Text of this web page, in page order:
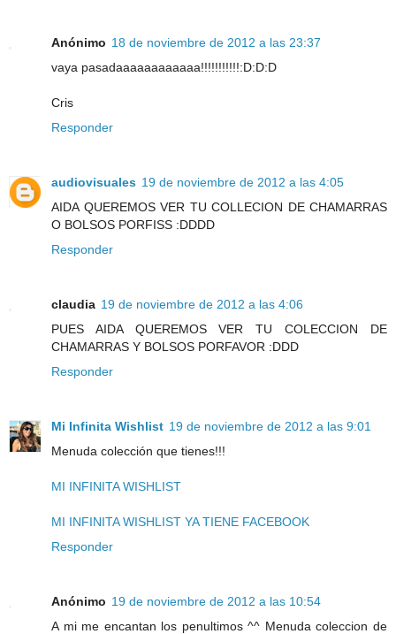
Anónimo 18 de noviembre de 2012 a las 23:37
vaya pasadaaaaaaaaaaaa!!!!!!!!!!!:D:D:D
Cris
Responder
audiovisuales 19 de noviembre de 2012 a las 4:05
AIDA QUEREMOS VER TU COLLECION DE CHAMARRAS
O BOLSOS PORFISS :DDDD
Responder
claudia 19 de noviembre de 2012 a las 4:06
PUES AIDA QUEREMOS VER TU COLECCION DE
CHAMARRAS Y BOLSOS PORFAVOR :DDD
Responder
Mi Infinita Wishlist 19 de noviembre de 2012 a las 9:01
Menuda colección que tienes!!!
MI INFINITA WISHLIST
MI INFINITA WISHLIST YA TIENE FACEBOOK
Responder
Anónimo 19 de noviembre de 2012 a las 10:54
A mi me encantan los penultimos ^^ Menuda coleccion de